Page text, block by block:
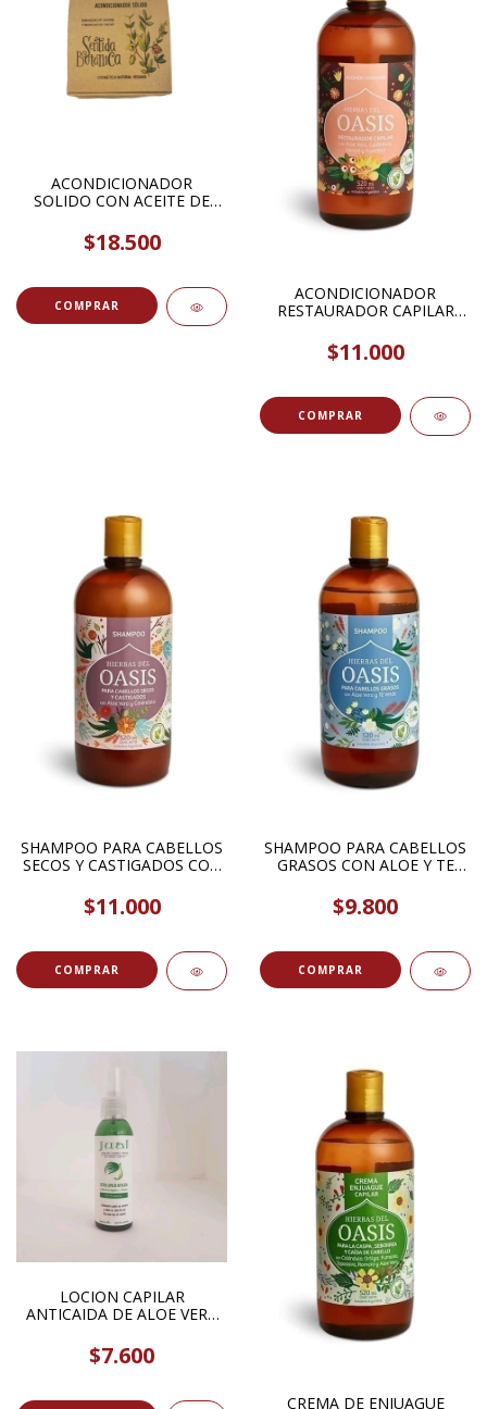
ACONDICIONADOR
SOLIDO CON ACEITE DE
CACAO 100GR SENTIDA
BOTANICA
$18.500
ACONDICIONADOR
RESTAURADOR CAPILAR
$11.000
SHAMPOO PARA CABELLOS
SECOS Y CASTIGADOS CON
HIERBAS DEL OASIS
$11.000
SHAMPOO PARA CABELLOS
GRASOS CON ALOE Y TE
OASIS
$9.800
LOCION CAPILAR
ANTICAIDA DE ALOE VERA
70CC JUAL
$7.600
CREMA DE ENJUAGUE